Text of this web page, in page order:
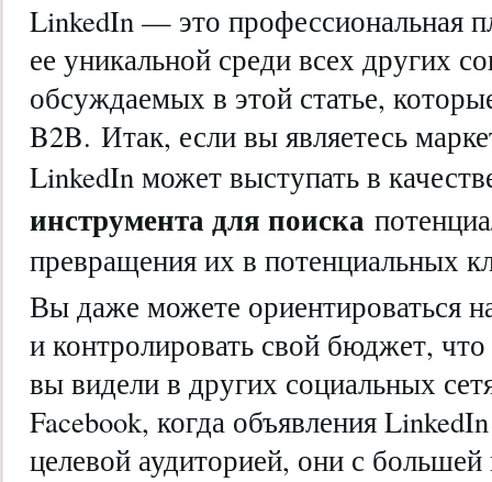
LinkedIn — это профессиональная
ее уникальной среди всех других
обсуждаемых в этой статье,
B2B. Итак, если вы являетесь
LinkedIn может выступать в
инструмента для поиска
превращения их в потенциальных
Вы даже можете ориентироваться
и контролировать свой бюджет,
вы видели в других социальных
Facebook, когда объявления
целевой аудиторией, они с